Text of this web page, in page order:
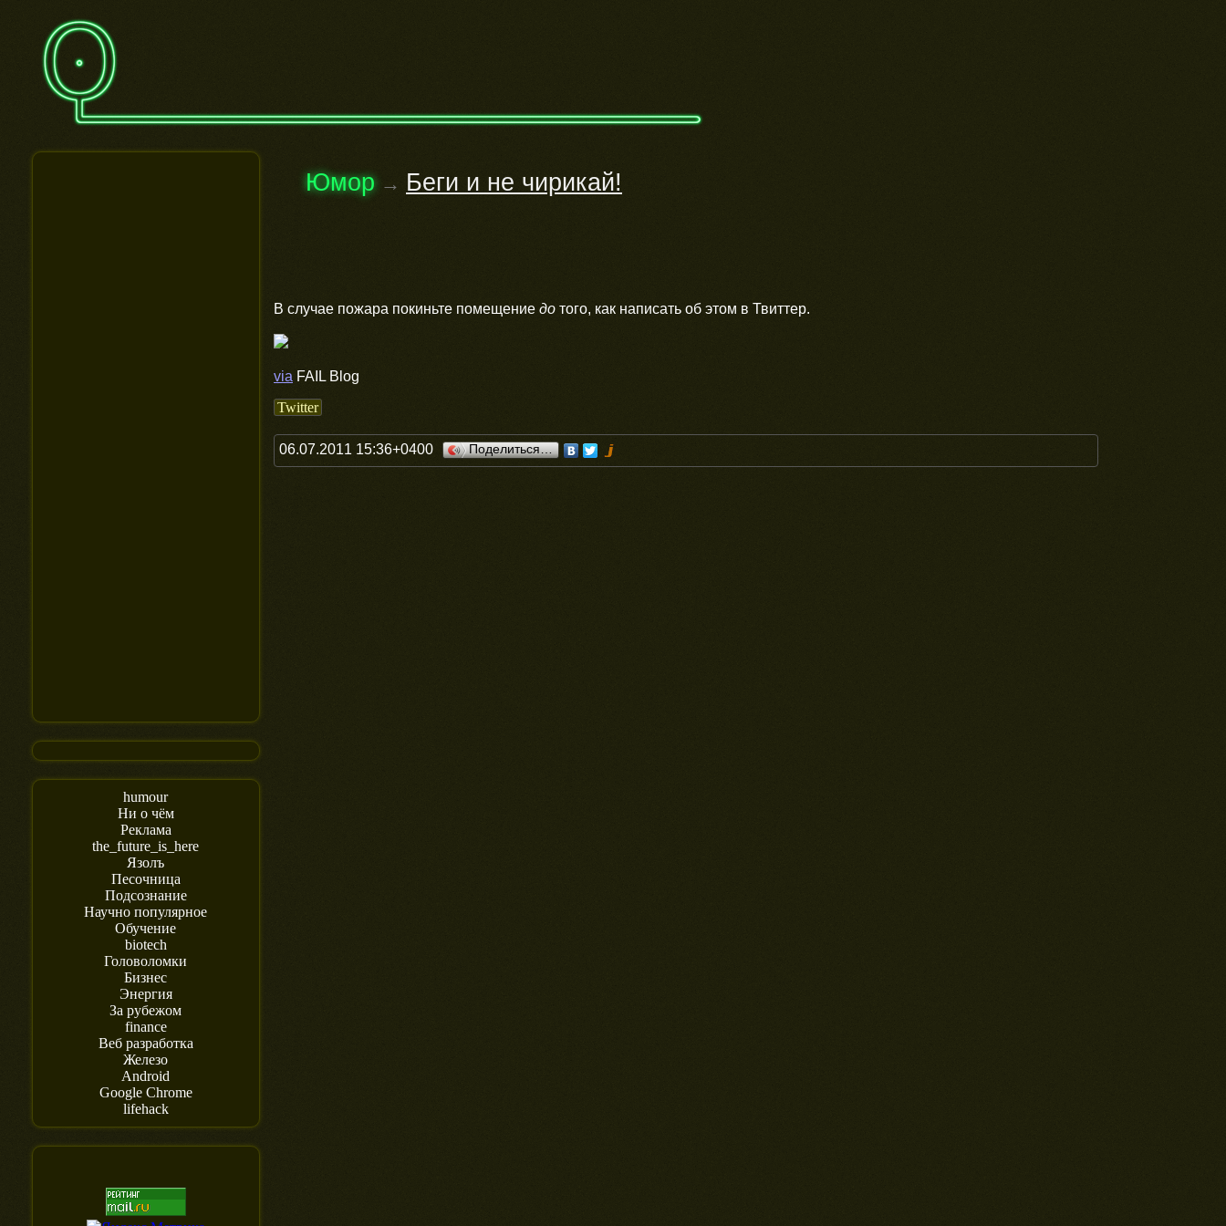
humour
Ни о чём
Реклама
the_future_is_here
Язолъ
Песочница
Подсознание
Научно популярное
Обучение
biotech
Головоломки
Бизнес
Энергия
За рубежом
finance
Веб разработка
Железо
Android
Google Chrome
lifehack
Юмор → Беги и не чирикай!
В случае пожара покиньте помещение до того, как написать об этом в Твиттер.
via FAIL Blog
Twitter
06.07.2011 15:36+0400 Поделиться…